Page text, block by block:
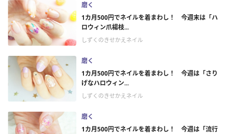
磨く
1カ月500円でネイルを着まわし！ 今週末は「ハ
ロウィン爪楊枝...
しずくのきせかえネイル
磨く
1カ月500円でネイルを着まわし！ 今週は「さり
げなハロウィン...
しずくのきせかえネイル
磨く
1カ月500円でネイルを着まわし！ 今週は「流行